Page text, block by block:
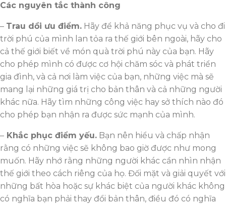
Các nguyên tắc thành công
– Trau dồi ưu điểm. Hãy để khả năng phục vụ và cho đi
trời phú của mình lan tỏa ra thế giới bên ngoài, hãy cho
cả thế giới biết về món quà trời phú này của bạn. Hãy
cho phép mình có được cơ hội chăm sóc và phát triển
gia đình, và cả nơi làm việc của bạn, những việc mà sẽ
mang lại những giá trị cho bản thân và cả những người
khác nữa. Hãy tìm những công việc hay sở thích nào đó
cho phép bạn nhận ra được sức mạnh của mình.
– Khắc phục điểm yếu. Bạn nên hiểu và chấp nhận
rằng có những việc sẽ không bao giờ được như mong
muốn. Hãy nhớ rằng những người khác cần nhìn nhận
thế giới theo cách riêng của họ. Đối mặt và giải quyết với
những bất hòa hoặc sự khác biệt của người khác không
có nghĩa bạn phải thay đổi bản thân, điều đó có nghĩa